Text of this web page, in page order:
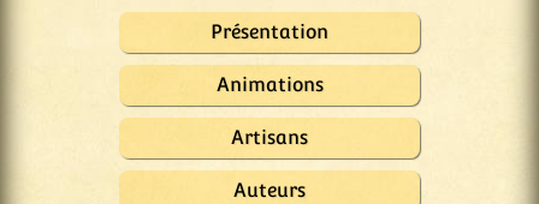
Présentation
Animations
Artisans
Auteurs